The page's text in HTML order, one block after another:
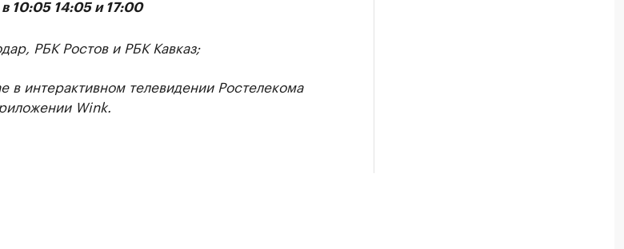
в 10:05 14:05 и 17:00
РБК Ростов и РБК Кавказ;
в интерактивном телевидении Ростелекома
Wink.